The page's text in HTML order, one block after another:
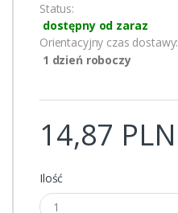
Status:
dostępny od zaraz
Orientacyjny czas dostawy:
1 dzień roboczy
14,87 PLN
Ilość